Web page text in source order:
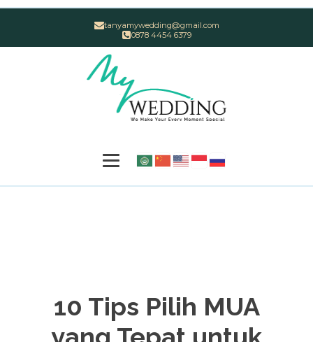
tanyamywedding@gmail.com
0878 4454 6379
10 Tips Pilih MUA